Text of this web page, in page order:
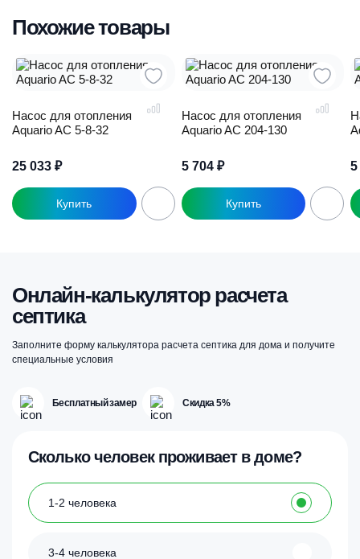
Похожие товары
Насос для отопления
Aquario AC 5-8-32
25 033 ₽
Насос для отопления
Aquario AC 204-130
5 704 ₽
Онлайн-калькулятор расчета
септика
Заполните форму калькулятора расчета септика для дома и получите
специальные условия
Бесплатный замер Скидка 5%
Сколько человек проживает в доме?
1-2 человека
3-4 человека